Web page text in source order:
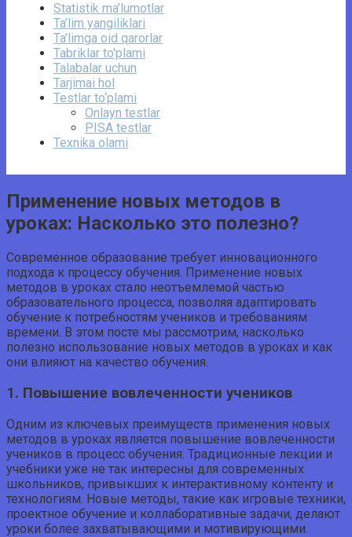
Statistik ma’lumotlar
Ta’lim yangiliklari
Ta’limga oid qarorlar
Tabriklar to'plami
Talabalar uchun
Tarjimai hol
Testlar to‘plami
Onlayn testlar
PISA testlar
Texnika olami
Применение новых методов в
уроках: Насколько это полезно?
Современное образование требует инновационного
подхода к процессу обучения. Применение новых
методов в уроках стало неотъемлемой частью
образовательного процесса, позволяя адаптировать
обучение к потребностям учеников и требованиям
времени. В этом посте мы рассмотрим, насколько
полезно использование новых методов в уроках и как
они влияют на качество обучения.
1. Повышение вовлеченности учеников
Одним из ключевых преимуществ применения новых
методов в уроках является повышение вовлеченности
учеников в процесс обучения. Традиционные лекции и
учебники уже не так интересны для современных
школьников, привыкших к интерактивному контенту и
технологиям. Новые методы, такие как игровые техники,
проектное обучение и коллаборативные задачи, делают
уроки более захватывающими и мотивирующими.